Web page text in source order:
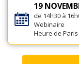
19
de 14h30 à
Webinaire
Heure de Paris